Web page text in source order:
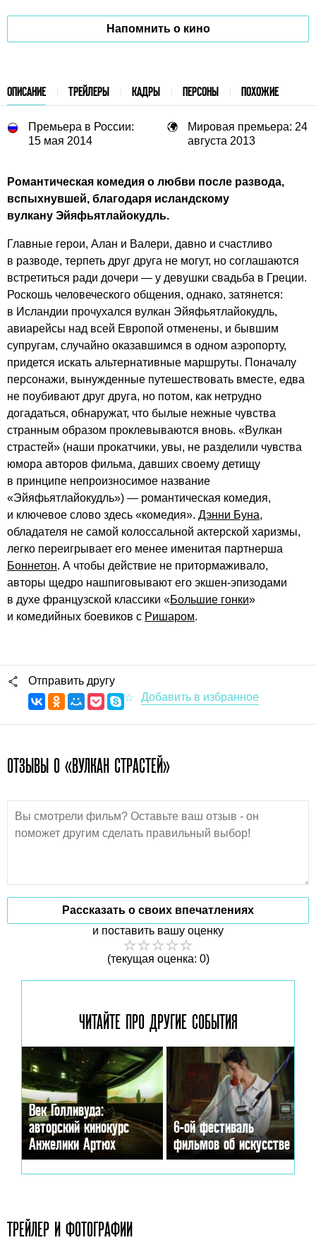
Напомнить о кино
ОПИСАНИЕ ТРЕЙЛЕРЫ КАДРЫ ПЕРСОНЫ ПОХОЖИЕ
Премьера в России:
15 мая 2014
Мировая премьера: 24
августа 2013
Романтическая комедия о любви после развода,
вспыхнувшей, благодаря исландскому
вулкану Эйяфьятлайокудль.
Главные герои, Алан и Валери, давно и счастливо
в разводе, терпеть друг друга не могут, но соглашаются
встретиться ради дочери — у девушки свадьба в Греции.
Роскошь человеческого общения, однако, затянется:
в Исландии прочухался вулкан Эйяфьятлайокудль,
авиарейсы над всей Европой отменены, и бывшим
супругам, случайно оказавшимся в одном аэропорту,
придется искать альтернативные маршруты. Поначалу
персонажи, вынужденные путешествовать вместе, едва
не поубивают друг друга, но потом, как нетрудно
догадаться, обнаружат, что былые нежные чувства
странным образом проклевываются вновь. «Вулкан
страстей» (наши прокатчики, увы, не разделили чувства
юмора авторов фильма, давших своему детищу
в принципе непроизносимое название
«Эйяфьятлайокудль») — романтическая комедия,
и ключевое слово здесь «комедия». Дэнни Буна,
обладателя не самой колоссальной актерской харизмы,
легко переигрывает его менее именитая партнерша
Боннетон. А чтобы действие не притормаживало,
авторы щедро нашпиговывают его экшен-эпизодами
в духе французской классики «Большие гонки»
и комедийных боевиков с Ришаром.
Отправить другу
ОТЗЫВЫ О «ВУЛКАН СТРАСТЕЙ»
Рассказать о своих впечатлениях
и поставить вашу оценку
(текущая оценка: 0)
ЧИТАЙТЕ ПРО ДРУГИЕ СОБЫТИЯ
Век Голливуда:
авторский кинокурс
Анжелики Артюх
6-ой фестиваль
фильмов об искусстве
ТРЕЙЛЕР И ФОТОГРАФИИ